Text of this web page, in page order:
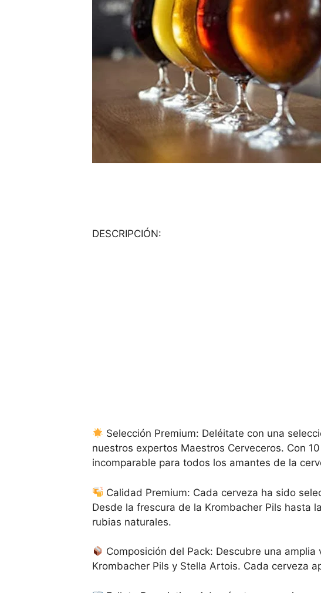
DESCRIPCIÓN:
Selección Premium: Deléitate con una
nuestros expertos Maestros Cerveceros. Con
incomparable para todos los amantes de la
Calidad Premium: Cada cerveza ha sido
Desde la frescura de la Krombacher Pils hasta
rubias naturales.
Composición del Pack: Descubre una
Krombacher Pils y Stella Artois. Cada cerveza